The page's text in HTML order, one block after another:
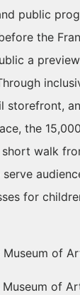
public
the
a
storefront,
the
walk
for
Museum of
of